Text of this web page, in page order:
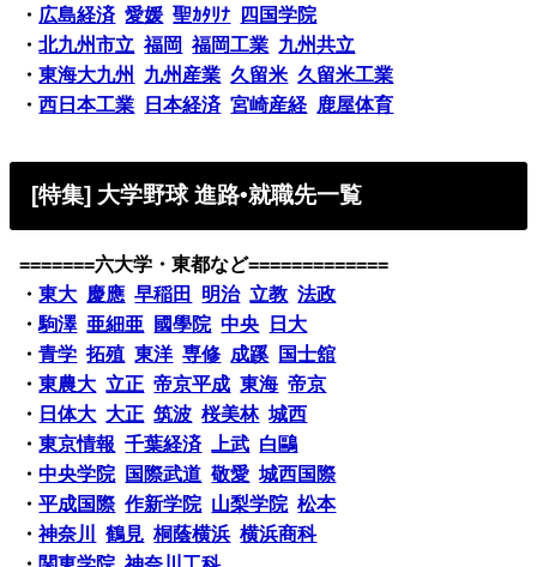
・ 広島経済 愛媛 聖ｶﾀﾘﾅ
四国学院
・北九州市立 福岡 福岡工業 九州共立
・東海大九州 九州産業 久留米 久留米工業
・西日本工業 日本経済 宮崎産経 鹿屋体育
[特集] 大学野球 進路•就職先一覧
=======六大学・東都など=============
・東大 慶應 早稲田 明治 立教 法政
・駒澤 亜細亜 國學院 中央
日大
・青学 拓殖 東洋 専修 成蹊
国士舘
・東農大 立正 帝京平成 東海 帝京
・ 日体大 大正 筑波 桜美林 城西
・東京情報 千葉経済 上武 白鷗
・中央学院 国際武道 敬愛 城西国際
・平成国際 作新学院 山梨学院 松本
・神奈川 鶴見 桐蔭横浜 横浜商科